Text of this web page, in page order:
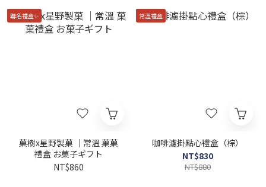
聯名禮盒✨
菓樹x星野製菓 ｜常溫 菓菓
禮盒 お菓子ギフト
NT$860
常溫禮盒
咖啡濾掛點心禮盒（棕）
NT$830
NT$880